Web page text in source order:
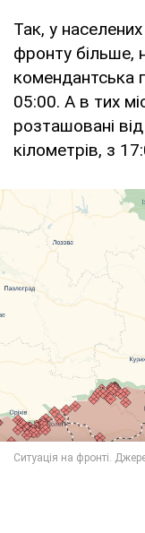
Так, у населених
фронту більше,
комендантська
05:00. А в тих
розташовані
кілометрів, з